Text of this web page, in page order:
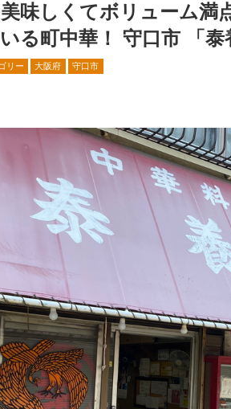
味しくてボリューム満
る町中華！ 守口市 「泰
リー 大阪府 守口市